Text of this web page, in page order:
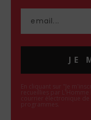
JE
En cliquant sur "Je
recueillies par
courrier électronique
programmes.